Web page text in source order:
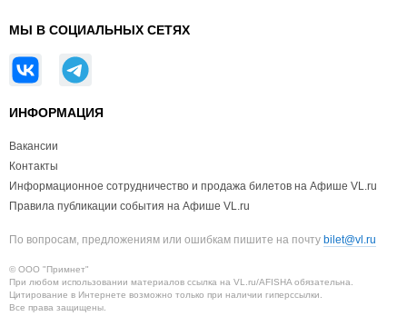
МЫ В СОЦИАЛЬНЫХ СЕТЯХ
ИНФОРМАЦИЯ
Вакансии
Контакты
Информационное сотрудничество и продажа билетов на Афише VL.ru
Правила публикации события на Афише VL.ru
По вопросам, предложениям или ошибкам пишите на почту bilet@vl.ru
© ООО "Примнет"
При любом использовании материалов ссылка на VL.ru/AFISHA обязательна.
Цитирование в Интернете возможно только при наличии гиперссылки.
Все права защищены.